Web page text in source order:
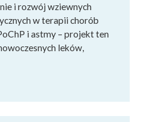
i rozwój wziewnych
w terapii chorób
i astmy – projekt ten
leków,